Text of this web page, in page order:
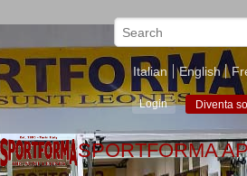
to
main
content
Search
Italian English
Login Diventa
SPORTFORMA